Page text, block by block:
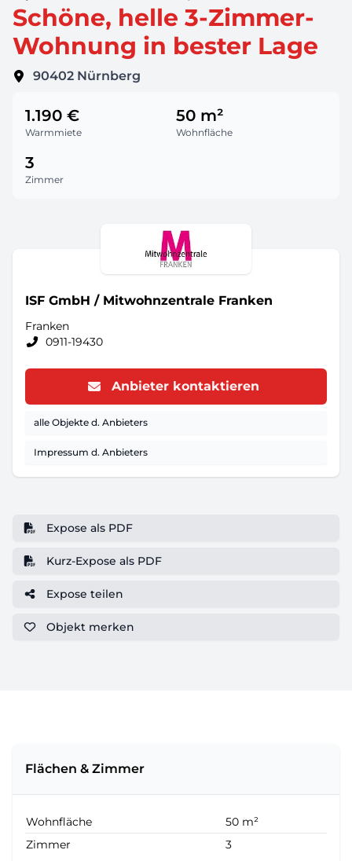
Schöne, helle 3-Zimmer-
Wohnung in bester Lage
90402 Nürnberg
Warmmiete
1.190 €
Wohnfläche
50 m²
Zimmer
3
ISF GmbH / Mitwohnzentrale Franken
Franken
0911-19430
Anbieter kontaktieren
alle Objekte d. Anbieters
Impressum d. Anbieters
Expose als PDF
Kurz-Expose als PDF
Expose teilen
Objekt merken
Flächen & Zimmer
Wohnfläche
50 m²
Zimmer
3